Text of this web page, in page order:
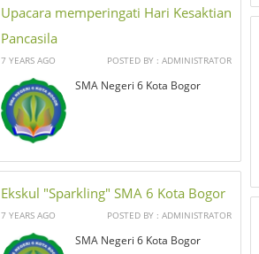
Upacara memperingati Hari Kesaktian
Pancasila
7 YEARS AGO POSTED BY : ADMINISTRATOR
SMA Negeri 6 Kota Bogor
Ekskul "Sparkling" SMA 6 Kota Bogor
7 YEARS AGO POSTED BY : ADMINISTRATOR
SMA Negeri 6 Kota Bogor